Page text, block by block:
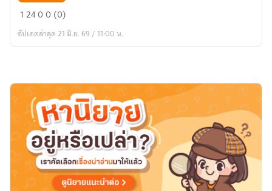
ระยะ
ระหว่าง
เพื่อน(Almost
Us)
12400 (0)
อัปเดตล่าสุด 21 มิ.ย. 69 / 11:00 น.